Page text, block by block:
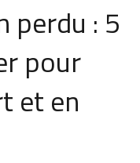
perdu : 5
pour
et en